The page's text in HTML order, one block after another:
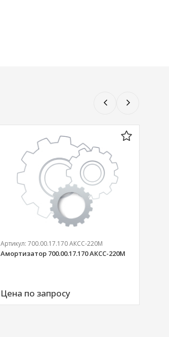
Артикул:700.00.17.170 АКСС-220М
Амортизатор 700.00.17.170 АКСС-220М
Цена по запросу